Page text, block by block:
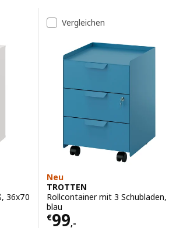
36x70
Vergleichen
Neu
TROTTEN
Rollcontainer mit 3 Schubladen,
blau
€99,-
Preis € 99,-